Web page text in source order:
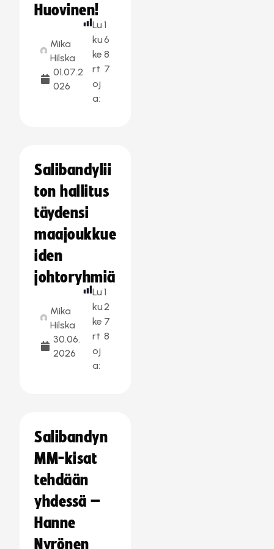
Huovinen!
Mika
Hilska
01.07.2
026
Lu
ku
ke
rt
oj
a:
1
6
8
7
Salibandylii
ton hallitus
täydensi
maajoukkue
iden
johtoryhmiä
Mika
Hilska
30.06.
2026
Lu
ku
ke
rt
oj
a:
1
2
7
8
Salibandyn
MM-kisat
tehdään
yhdessä –
Hanne
Nyrönen